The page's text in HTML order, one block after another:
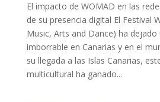
El impacto de WOMAD en las
de su presencia digital El Festival
Music, Arts and Dance) ha dejado
imborrable en Canarias y en el
su llegada a las Islas Canarias,
multicultural ha ganado...